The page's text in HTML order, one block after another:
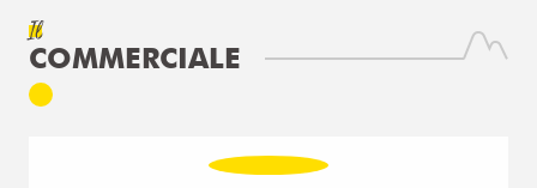
Il
COMMERCIALE